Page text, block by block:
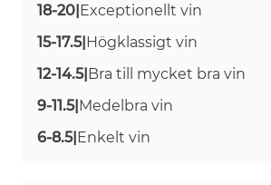
18-20|Exceptionellt vin
15-17.5|Högklassigt vin
12-14.5|Bra till mycket bra vin
9-11.5|Medelbra vin
6-8.5|Enkelt vin